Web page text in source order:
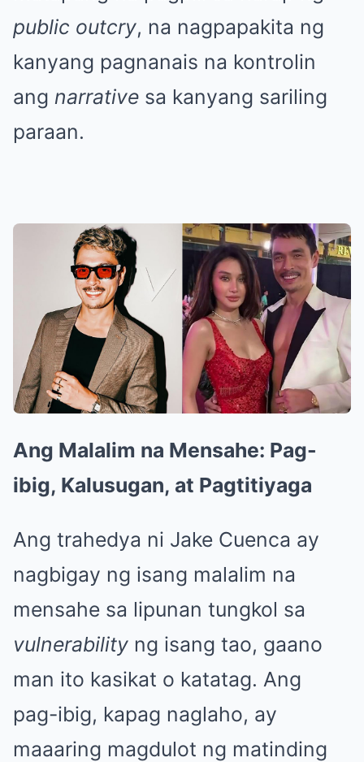
public outcry, na nagpapakita ng
kanyang pagnanais na kontrolin
ang narrative sa kanyang sariling
paraan.
Ang Malalim na Mensahe: Pag-
ibig, Kalusugan, at Pagtitiyaga
Ang trahedya ni Jake Cuenca ay
nagbigay ng isang malalim na
mensahe sa lipunan tungkol sa
vulnerability ng isang tao, gaano
man ito kasikat o katatag. Ang
pag-ibig, kapag naglaho, ay
maaaring magdulot ng matinding